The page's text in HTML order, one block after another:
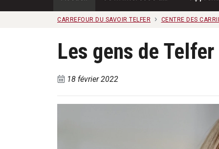
CARREFOUR DU SAVOIR TELFER CENTRE DES
Les gens de
18 février 2022